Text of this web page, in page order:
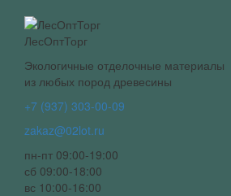
ЛесОптТорг
Экологичные отделочные материалы
из любых пород древесины
+7 (937) 303-00-09
zakaz@02lot.ru
пн-пт 09:00-19:00
сб 09:00-18:00
вс 10:00-16:00